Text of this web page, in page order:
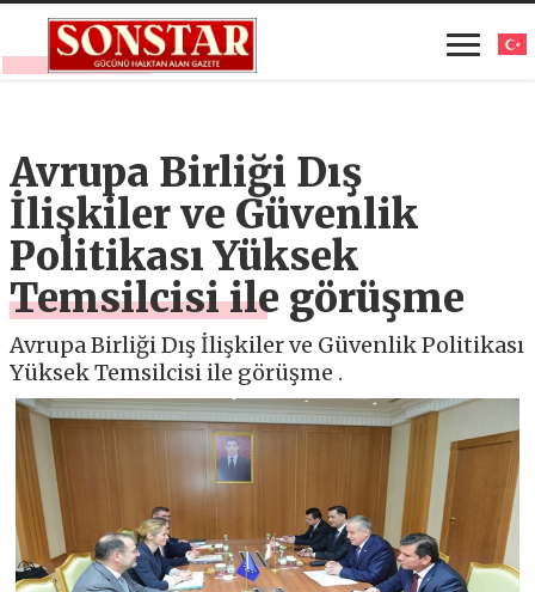
Avrupa Birliği Dış
İlişkiler ve Güvenlik
Politikası Yüksek
Temsilcisi ile görüşme
Avrupa Birliği Dış İlişkiler ve Güvenlik Politikası
Yüksek Temsilcisi ile görüşme .